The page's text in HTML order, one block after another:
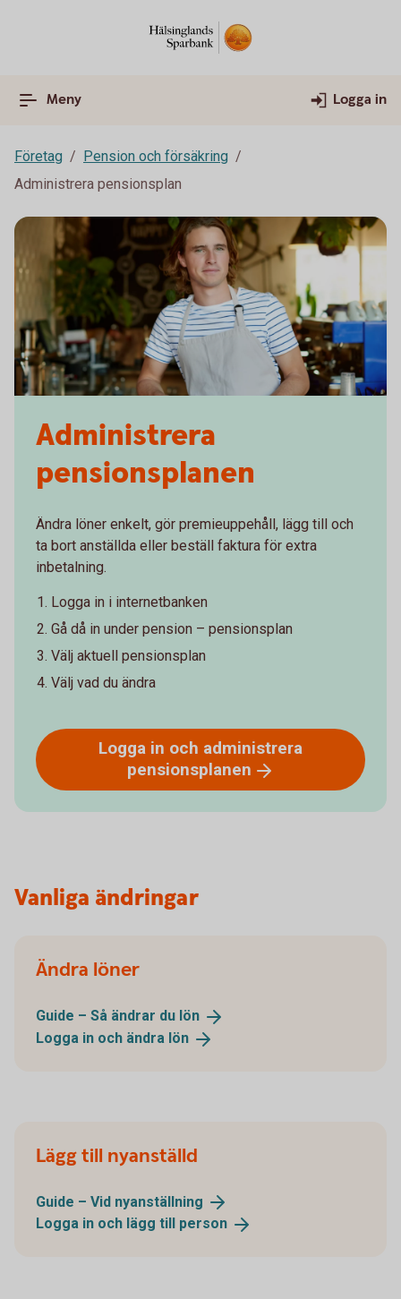
Meny Logga in
Företag
Pension och försäkring
Administrera pensionsplan
Administrera
pensionsplanen
Ändra löner enkelt, gör premieuppehåll, lägg till och
ta bort anställda eller beställ faktura för extra
inbetalning.
Logga in i internetbanken
Gå då in under pension – pensionsplan
Välj aktuell pensionsplan
Välj vad du ändra
Logga in och administrera
pensionsplanen
Vanliga ändringar
Ändra löner
Guide – Så ändrar du lön
Logga in och ändra lön
Lägg till nyanställd
Guide – Vid nyanställning
Logga in och lägg till person